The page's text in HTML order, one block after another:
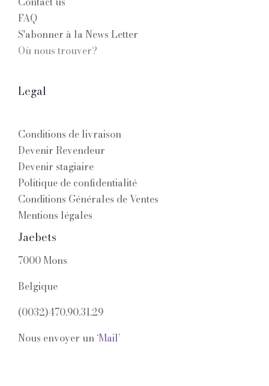
FAQ
S'abonner à la News Letter
Où nous trouver?
Legal
Conditions de livraison
Devenir Revendeur
Devenir stagiaire
Politique de confidentialité
Conditions Générales de Ventes
Mentions légales
Jaebets
7000 Mons
Belgique
(0032)470.90.31.29
Nous envoyer un ‘Mail’